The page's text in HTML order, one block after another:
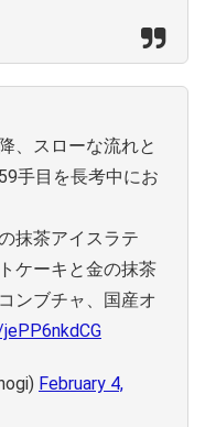
、スローな流れと
手目を長考中にお
抹茶アイスラテ
ケーキと金の抹茶
ンブチャ、国産オ
February 4,